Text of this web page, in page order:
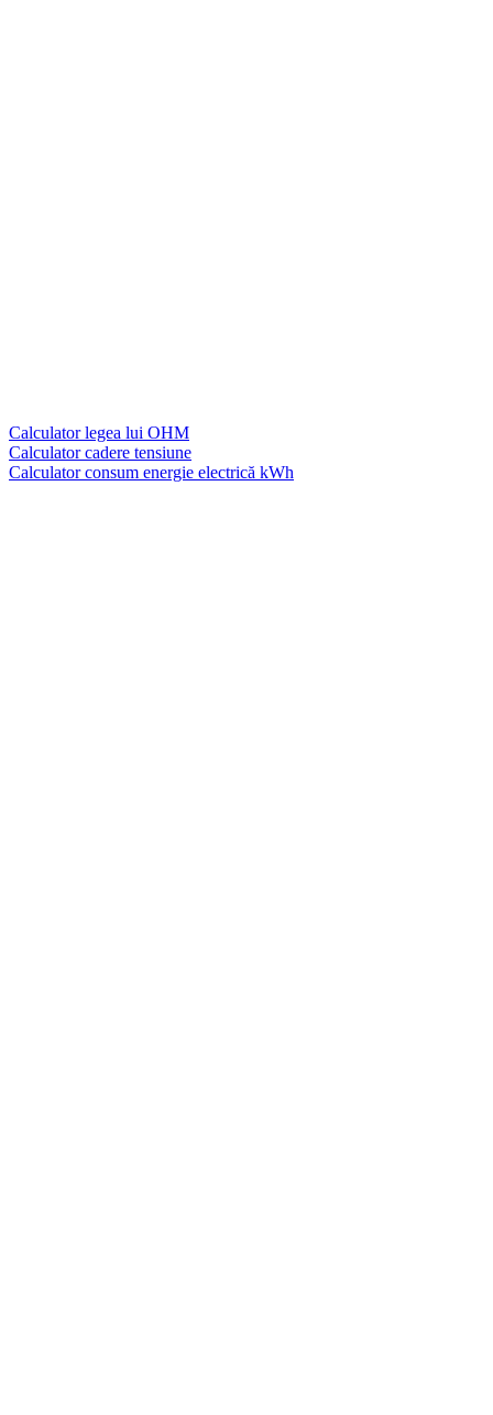
Calculator legea lui OHM
Calculator cadere tensiune
Calculator consum energie electrică kWh